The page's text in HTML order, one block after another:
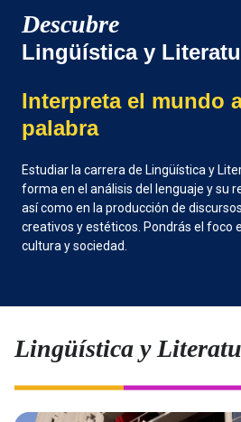
Descubre
Lingüística y
Interpreta el mundo
palabra
Estudiar la carrera de Lingüística y
forma en el análisis del lenguaje y su
así como en la producción de
creativos y estéticos. Pondrás el foco
cultura y sociedad.
Lingüística y